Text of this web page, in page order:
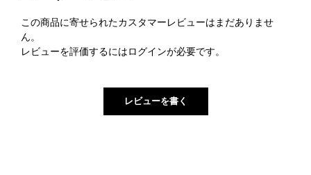
この商品に寄せられたカスタマーレビューはまだありませ
ん。
レビューを評価するには ログインが必要です。